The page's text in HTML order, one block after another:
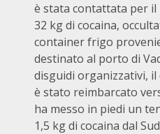
è stata contattata per il
32 kg di cocaina,
container frigo
destinato al porto di
disguidi organizzativi,
è stato reimbarcato
ha messo in piedi un
1,5 kg di cocaina dal